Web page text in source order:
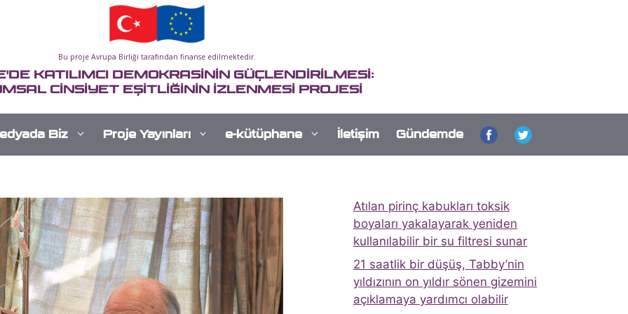
Bu proje Avrupa Birliği tarafından finanse edilmektedir.
KATILIMCI DEMOKRASİNİN GÜÇLENDİRİLMESİ:
CİNSİYET EŞİTLİĞİNİN İZLENMESİ PROJESİ
Biz Proje Yayınları e-kütüphane İletişim Gündemde
Atılan pirinç kabukları toksik
boyaları yakalayarak yeniden
kullanılabilir bir su filtresi sunar
21 saatlik bir düşüş, Tabby’nin
yıldızının on yıldır sönen gizemini
açıklamaya yardımcı olabilir